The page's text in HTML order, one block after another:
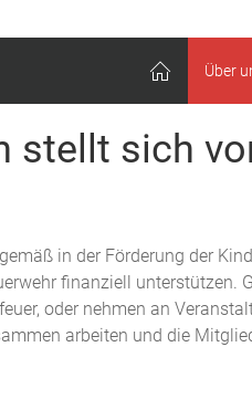
Über
stellt sich
in der Förderung der
finanziell
oder nehmen an
arbeiten und die